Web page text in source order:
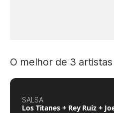
O melhor de 3
SALSA
Los Titanes + Rey Ruiz +